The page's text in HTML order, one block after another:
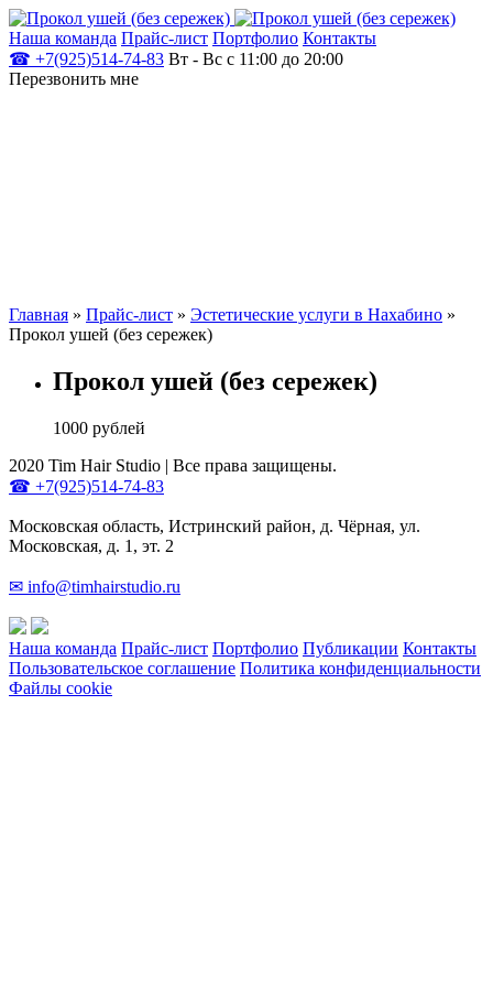
Наша команда Прайс-лист Портфолио Контакты
☎ +7(925)514-74-83 Вт - Вс c 11:00 до 20:00
Перезвонить мне
Главная » Прайс-лист » Эстетические услуги в Нахабино »
Прокол ушей (без сережек)
Прокол ушей (без сережек)
1000 рублей
2020 Tim Hair Studio | Все права защищены.
☎ +7(925)514-74-83
Московская область, Истринский район, д. Чёрная, ул.
Московская, д. 1, эт. 2
✉ info@timhairstudio.ru
Наша команда Прайс-лист Портфолио Публикации Контакты
Пользовательское соглашение Политика конфиденциальности
Файлы cookie